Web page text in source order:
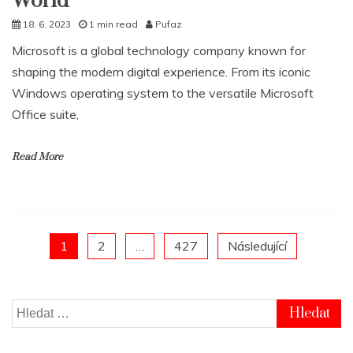
18. 6. 2023 1 min read Pufaz
Microsoft is a global technology company known for
shaping the modern digital experience. From its iconic
Windows operating system to the versatile Microsoft
Office suite,
Read More
Posts
pagination
1 2 427 Následující
Vyhledávání